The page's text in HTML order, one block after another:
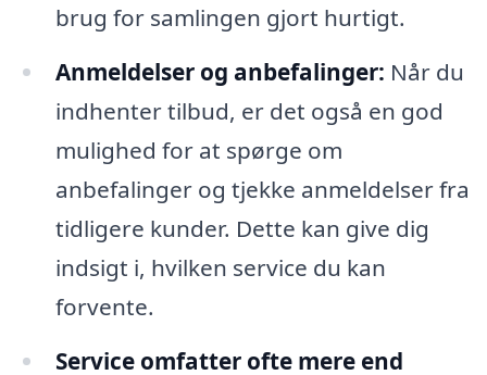
brug for samlingen gjort hurtigt.
Anmeldelser og anbefalinger: Når du
indhenter tilbud, er det også en god
mulighed for at spørge om
anbefalinger og tjekke anmeldelser fra
tidligere kunder. Dette kan give dig
indsigt i, hvilken service du kan
forvente.
Service omfatter ofte mere end